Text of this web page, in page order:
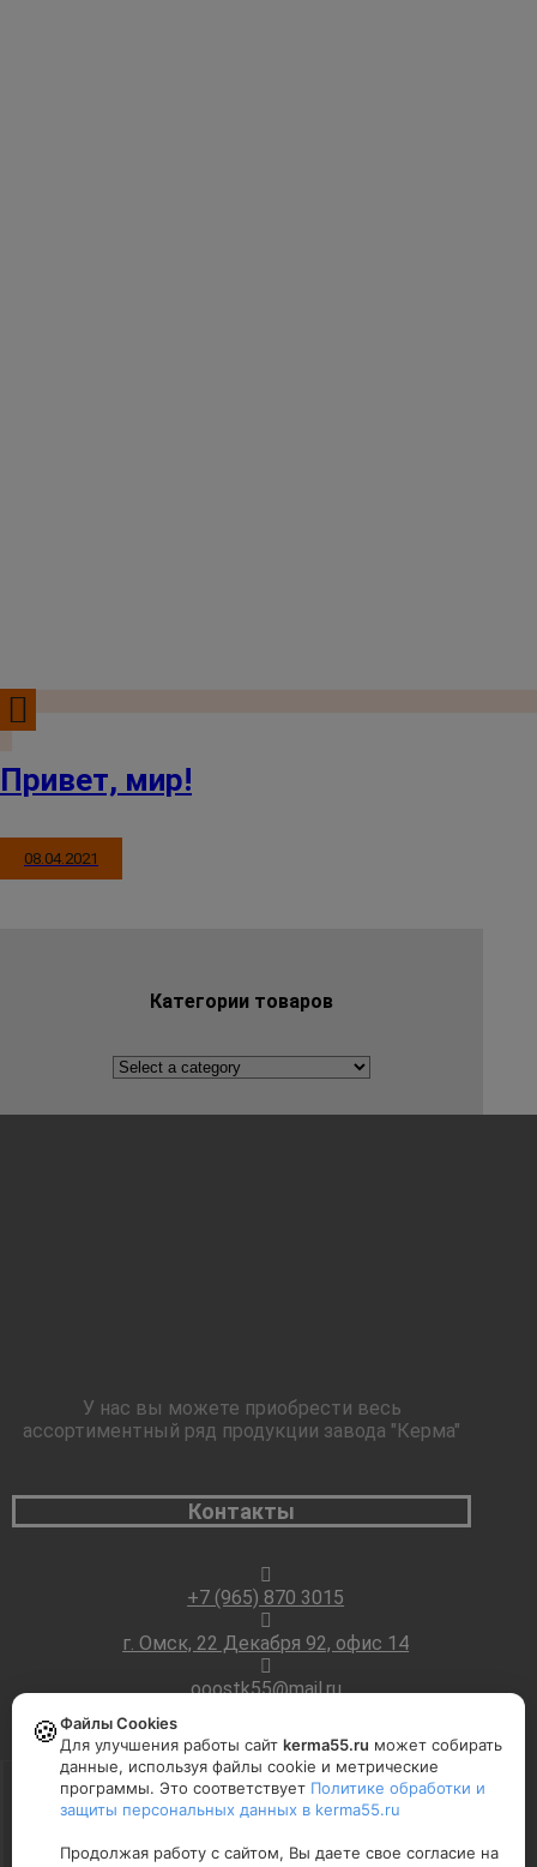
Привет, мир!
08.04.2021
Категории товаров
У нас вы можете приобрести весь
ассортиментный ряд продукции завода "Керма"
Контакты
+7 (965) 870 3015
г. Омск, 22 Декабря 92, офис 14
ooostk55@mail.ru
Copyright © 2026 ООО "Центр кирпича и железобетона"
🍪Файлы Cookies
Для улучшения работы сайт kerma55.ru может собирать
данные, используя файлы cookie и метрические
программы. Это соответствует Политике обработки и
защиты персональных данных в kerma55.ru
Продолжая работу с сайтом, Вы даете свое согласие на